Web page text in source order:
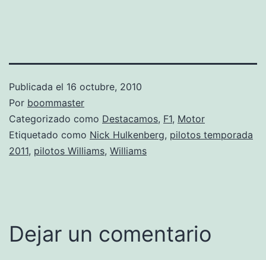
Publicada el 16 octubre, 2010
Por boommaster
Categorizado como Destacamos, F1, Motor
Etiquetado como Nick Hulkenberg, pilotos temporada
2011, pilotos Williams, Williams
Dejar un comentario